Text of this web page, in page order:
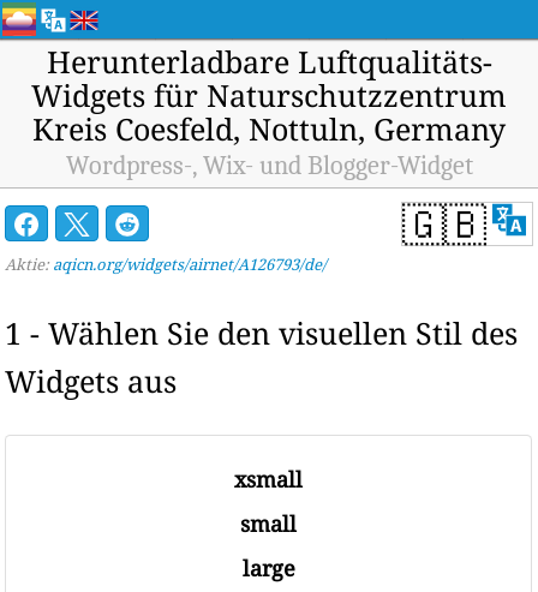
Herunterladbare Luftqualitäts-
Widgets für Naturschutzzentrum
Kreis Coesfeld, Nottuln, Germany
Wordpress-, Wix- und Blogger-Widget
🇬🇧
Aktie: aqicn.org/widgets/airnet/A126793/de/
1 - Wählen Sie den visuellen Stil des
Widgets aus
xsmall
small
large